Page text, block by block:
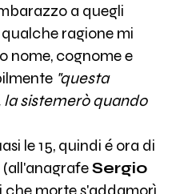
a quegli
ragione mi
nome, cognome e
"questa
sistemerò quando
le 15, quindi é ora di
(all'anagrafeSergio
che morte s'addamorì